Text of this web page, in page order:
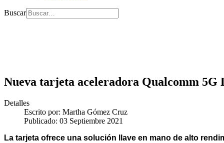
Buscar
Nueva tarjeta aceleradora Qualcomm 5G
Detalles
Escrito por: Martha Gómez Cruz
Publicado: 03 Septiembre 2021
La tarjeta ofrece una solución llave en mano de alto